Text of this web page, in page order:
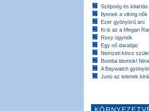
Szépség és kitartás
Ilyenek a viking nők
Ezer gyönyörű arc
Ki is az a Megan
Roxy ügynök
Egy nő darabjai
Nemzeti kincs
Bomba idomok!
A Baywatch
Juno az istenek